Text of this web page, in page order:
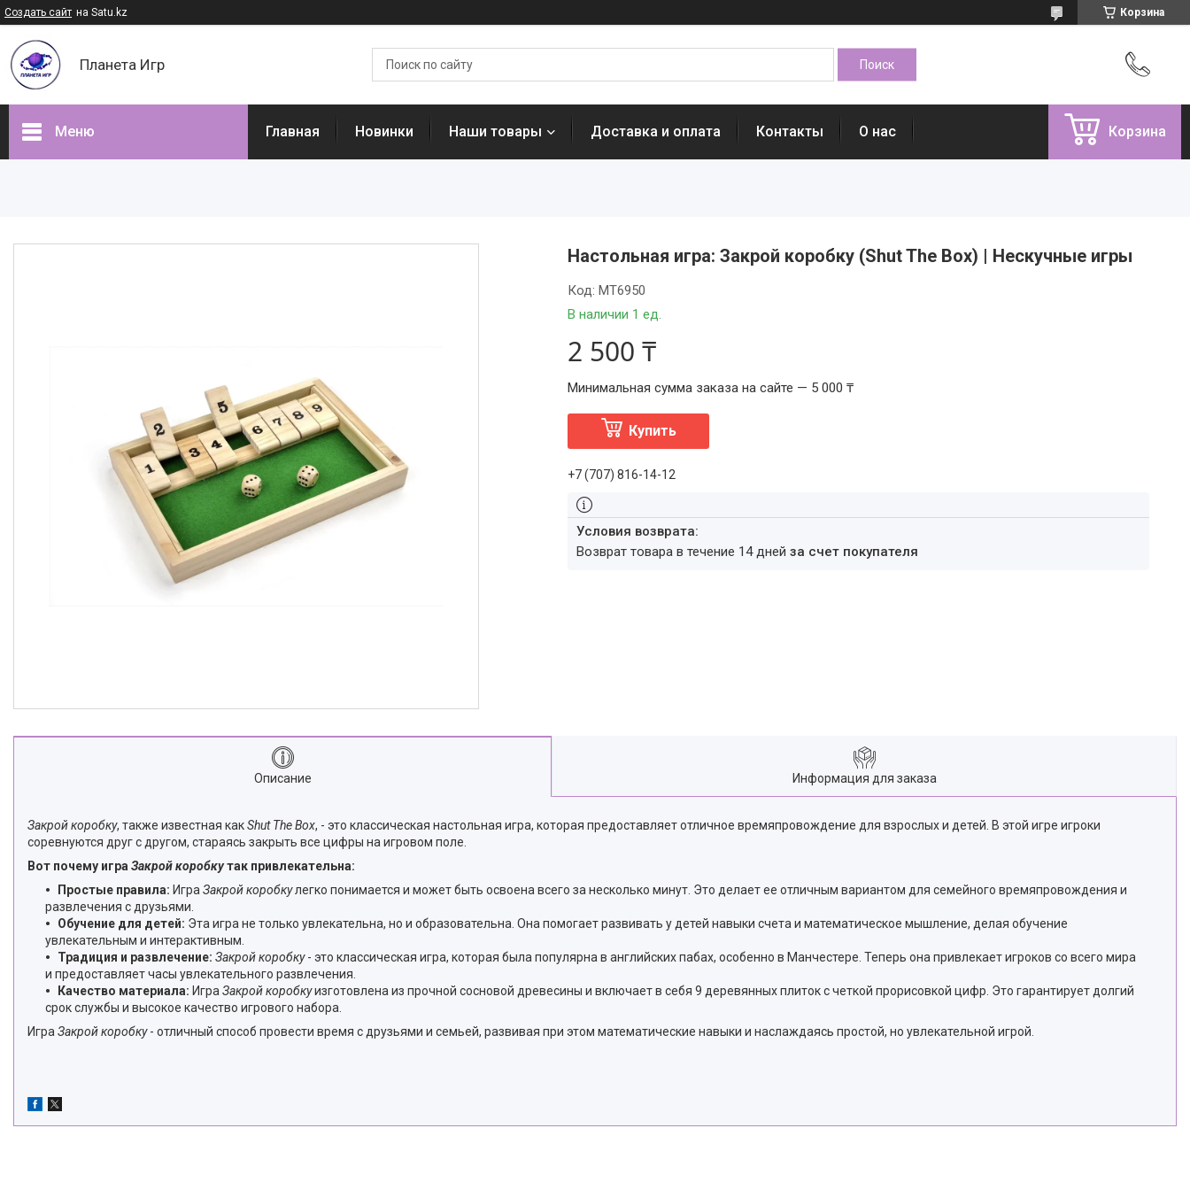
Создать сайт на Satu.kz Корзина
Планета Игр
Меню Главная Новинки Наши товары Доставка и оплата Контакты О нас Корзина
Настольная игра: Закрой коробку (Shut The Box) | Нескучные игры
В наличии 1 ед.
Код:МТ6950
2 500 ₸
Минимальная сумма заказа на сайте — 5 000 ₸
Купить
+7 (707) 816-14-12
возврат товара в течение 14 днейза счет покупателя
Описание Информация для заказа
Закрой коробку, также известная какShut The Box, - это классическая настольная игра, которая предоставляет отличное времяпровождение для взрослых и детей. В этой игре игроки
соревнуются друг с другом, стараясь закрыть все цифры на игровом поле.
Вот почему игра Закрой коробкутак привлекательна:
Простые правила: Игра Закрой коробкулегко понимается и может быть освоена всего за несколько минут. Это делает ее отличным вариантом для семейного времяпровождения и
развлечения с друзьями.
Обучение для детей: Эта игра не только увлекательна, но и образовательна. Она помогает развивать у детей навыки счета и математическое мышление, делая обучение
увлекательным и интерактивным.
Традиция и развлечение: Закрой коробку- это классическая игра, которая была популярна в английских пабах, особенно в Манчестере. Теперь она привлекает игроков со всего мира
и предоставляет часы увлекательного развлечения.
Качество материала: Игра Закрой коробкуизготовлена из прочной сосновой древесины и включает в себя 9 деревянных плиток с четкой прорисовкой цифр. Это гарантирует долгий
срок службы и высокое качество игрового набора.
Игра Закрой коробку- отличный способ провести время с друзьями и семьей, развивая при этом математические навыки и наслаждаясь простой, но увлекательной игрой.